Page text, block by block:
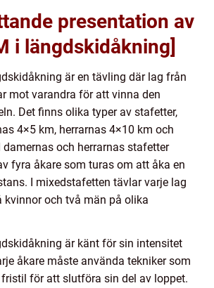
presentation av
i längdskidåkning]
är en tävling där lag från
mot varandra för att vinna den
Det finns olika typer av stafetter,
4×5 km, herrarnas 4×10 km och
och herrarnas stafetter
fyra åkare som turas om att åka en
I mixedstafetten tävlar varje lag
kvinnor och två män på olika
är känt för sin intensitet
åkare måste använda tekniker som
för att slutföra sin del av loppet.